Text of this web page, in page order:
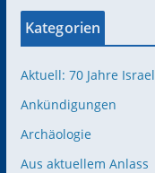
Kategorien
Aktuell: 70 Jahre Israel
Ankündigungen
Archäologie
Aus aktuellem Anlass